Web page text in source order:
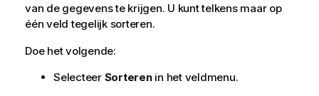
van de gegevens te krijgen. U kunt telkens maar op
één veld tegelijk sorteren.
Doe het volgende:
Selecteer Sorterenin het veldmenu.